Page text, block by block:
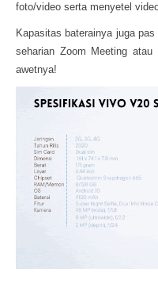
foto/video serta menyetel
Kapasitas baterainya juga
seharian Zoom Meeting atau
awetnya!